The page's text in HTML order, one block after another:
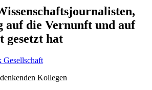
auf die Vernunft und auf
gesetzt hat
Gesellschaft
Kollegen